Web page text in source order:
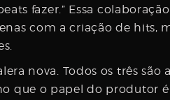
fazer.” Essa
com a criação de hits,
nova. Todos os três são
que o papel do produtor